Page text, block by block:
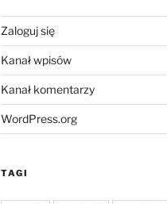
Zaloguj się
Kanał wpisów
Kanał komentarzy
WordPress.org
TAGI